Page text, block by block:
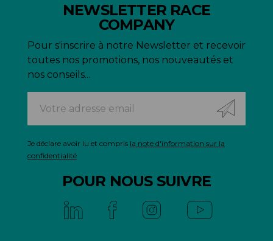
NEWSLETTER RACE
COMPANY
Pour s'inscrire à notre Newsletter et recevoir
toutes nos promotions, nos nouveautés et
nos conseils...
Je déclare avoir lu et compris la note d'information sur la
confidentialité
POUR NOUS SUIVRE